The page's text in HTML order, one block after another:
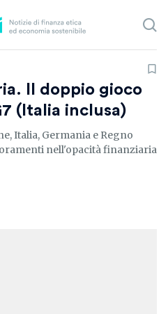
Il doppio gioco
(Italia inclusa)
Italia, Germania e Regno
nell'opacità finanziaria